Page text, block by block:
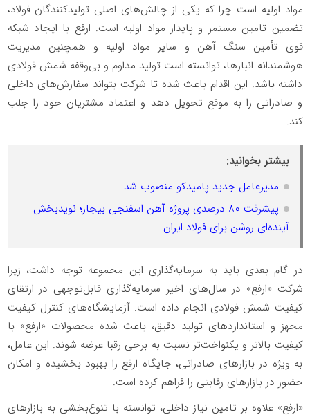
مواد اولیه است چرا که یکی از چالش‌های اصلی تولیدکنندگان فولاد،
تضمین تامین مستمر و پایدار مواد اولیه است. ارفع با ایجاد شبکه
قوی تأمین سنگ آهن و سایر مواد اولیه و همچنین مدیریت
هوشمندانه انبارها، توانسته است تولید مداوم و بی‌وقفه شمش فولادی
داشته باشد. این اقدام باعث شده تا شرکت بتواند سفارش‌های داخلی
و صادراتی را به موقع تحویل دهد و اعتماد مشتریان خود را جلب
کند.
بیشتر بخوانید:
مدیرعامل جدید پامیدکو منصوب شد
پیشرفت ۸۰ درصدی پروژه آهن اسفنجی بیجار؛ نویدبخش
آینده‌ای روشن برای فولاد ایران
در گام بعدی باید به سرمایه‌گذاری این مجموعه توجه داشت، زیرا
شرکت «ارفع» در سال‌های اخیر سرمایه‌گذاری قابل‌توجهی در ارتقای
کیفیت شمش فولادی انجام داده است. آزمایشگاه‌های کنترل کیفیت
مجهز و استاندارد‌های تولید دقیق، باعث شده محصولات «ارفع» با
کیفیت بالاتر و یکنواخت‌تر نسبت به برخی رقبا عرضه شوند. این عامل،
به ویژه در بازار‌های صادراتی، جایگاه ارفع را بهبود بخشیده و امکان
حضور در بازار‌های رقابتی را فراهم کرده است.
«ارفع» علاوه بر تامین نیاز داخلی، توانسته با تنوع‌بخشی به بازار‌های